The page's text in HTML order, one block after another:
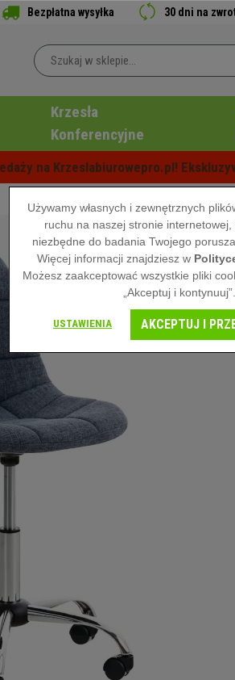
Bezpłatna wysyłka 30 dni na
Krzesła
Konferencyjne
na Krzeslabiurowepro.pl!
Używamy własnych i zewnętrznych
ruchu na naszej stronie internetowej,
niezbędne do badania Twojego
Więcej informacji znajdziesz w
Możesz zaakceptować wszystkie pliki
„Akceptuj i kontynuuj”.
USTAWIENIA AKCEPTUJ I